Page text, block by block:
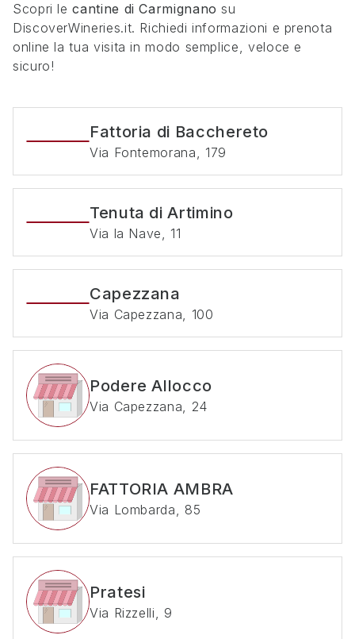
Scopri lecantine diCarmignano su
DiscoverWineries.it. Richiedi informazioni e prenota
online la tua visita in modo semplice, veloce e
sicuro!
Fattoria di Bacchereto
Via Fontemorana, 179
Tenuta di Artimino
Via la Nave, 11
Capezzana
Via Capezzana, 100
Podere Allocco
Via Capezzana, 24
FATTORIA AMBRA
Via Lombarda, 85
Pratesi
Via Rizzelli, 9